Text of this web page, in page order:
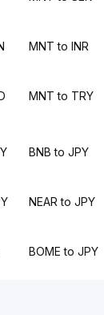
MNT to INR
MNT to TRY
BNB to JPY
NEAR to JPY
BOME to JPY